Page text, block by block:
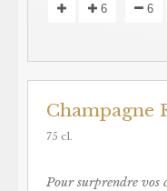
6 6
Champagne
75 cl.
Pour surprendre vos